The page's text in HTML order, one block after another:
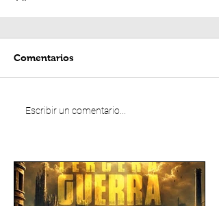
Comentarios
Escribir un comentario...